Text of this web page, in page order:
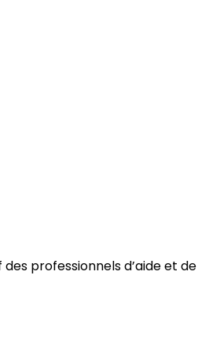
professionnels d’aide et de